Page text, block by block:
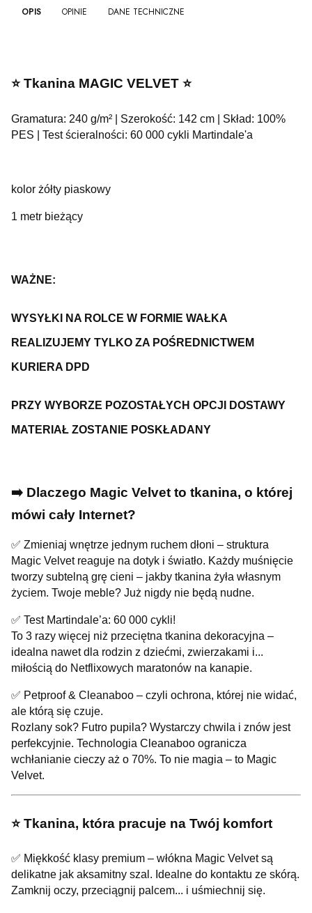
OPIS OPINIE DANE TECHNICZNE
⭐️ Tkanina MAGIC VELVET ⭐️
Gramatura: 240 g/m² | Szerokość: 142 cm | Skład: 100%
PES | Test ścieralności: 60 000 cykli Martindale'a
kolor żółty piaskowy
1 metr bieżący
WAŻNE:
WYSYŁKI NA ROLCE W FORMIE WAŁKA
REALIZUJEMY TYLKO ZA POŚREDNICTWEM
KURIERA DPD
PRZY WYBORZE POZOSTAŁYCH OPCJI DOSTAWY
MATERIAŁ ZOSTANIE POSKŁADANY
➡️ Dlaczego Magic Velvet to tkanina, o której
mówi cały Internet?
✅ Zmieniaj wnętrze jednym ruchem dłoni – struktura
Magic Velvet reaguje na dotyk i światło. Każdy muśnięcie
tworzy subtelną grę cieni – jakby tkanina żyła własnym
życiem. Twoje meble? Już nigdy nie będą nudne.
✅ Test Martindale’a: 60 000 cykli!
To 3 razy więcej niż przeciętna tkanina dekoracyjna –
idealna nawet dla rodzin z dziećmi, zwierzakami i...
miłością do Netflixowych maratonów na kanapie.
✅ Petproof & Cleanaboo – czyli ochrona, której nie widać,
ale którą się czuje.
Rozlany sok? Futro pupila? Wystarczy chwila i znów jest
perfekcyjnie. Technologia Cleanaboo ogranicza
wchłanianie cieczy aż o 70%. To nie magia – to Magic
Velvet.
⭐️ Tkanina, która pracuje na Twój komfort
✅ Miękkość klasy premium – włókna Magic Velvet są
delikatne jak aksamitny szal. Idealne do kontaktu ze skórą.
Zamknij oczy, przeciągnij palcem... i uśmiechnij się.